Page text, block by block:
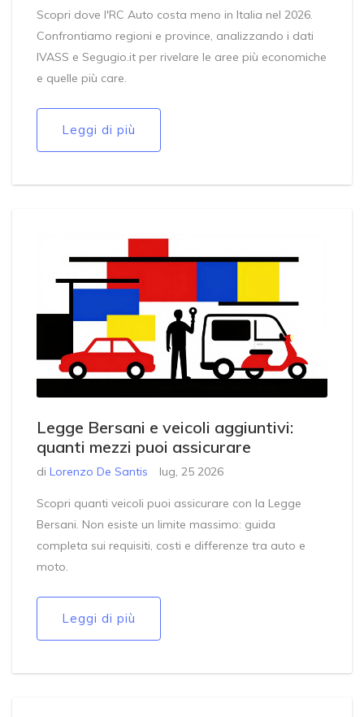
Scopri dove l'RC Auto costa meno in Italia nel 2026.
Confrontiamo regioni e province, analizzando i dati
IVASS e Segugio.it per rivelare le aree più economiche
e quelle più care.
Leggi di più
Legge Bersani e veicoli aggiuntivi:
quanti mezzi puoi assicurare
di Lorenzo De Santis lug, 25 2026
Scopri quanti veicoli puoi assicurare con la Legge
Bersani. Non esiste un limite massimo: guida
completa sui requisiti, costi e differenze tra auto e
moto.
Leggi di più